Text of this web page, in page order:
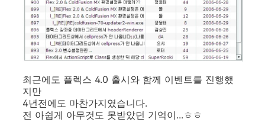
최근에도 플렉스 4.0 출시와 함께 이벤트를 진행했
지만
4년전에도 마찬가지였습니다.
전 아쉽게 아무것도 못받았던 기억이...ㅎㅎ